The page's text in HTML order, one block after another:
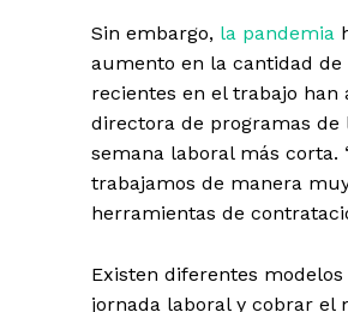
Sin embargo, la pandemia
aumento en la cantidad
recientes en el trabajo han
directora de programas de
semana laboral más
trabajamos de manera
herramientas de
Existen diferentes
jornada laboral y cobrar el